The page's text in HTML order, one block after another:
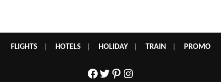
FLIGHTS HOTELS HOLIDAY| TRAIN PROMO
Facebook
Twitter
Pinterest
Instagram